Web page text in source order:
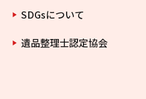
SDGsについて
遺品整理士認定協会